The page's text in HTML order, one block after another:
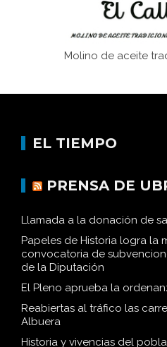
Molino de aceite
EL TIEMPO
PRENSA DE
Llamada a la donación de
Papeles de Historia logra la
convocatoria de
de la Diputación
El Pleno aprueba la
Reabiertas al tráfico las
Albuera
Historia y vivencias del